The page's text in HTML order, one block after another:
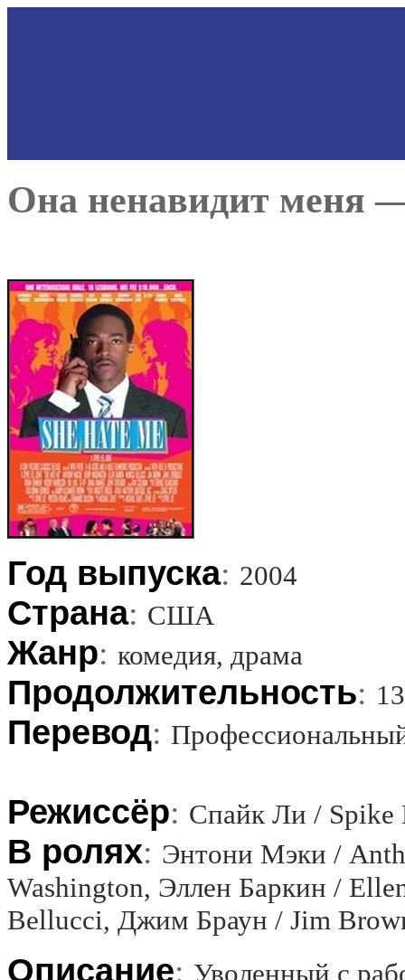
Она ненавидит меня
Год выпуска: 2004
Страна: США
Жанр: комедия, драма
Продолжительность:
Перевод:
Режиссёр: Спайк Ли / Spike
В ролях: Энтони Мэки /
Washington, Эллен Баркин /
Bellucci, Джим Браун / Jim
Описание: Уволенный с